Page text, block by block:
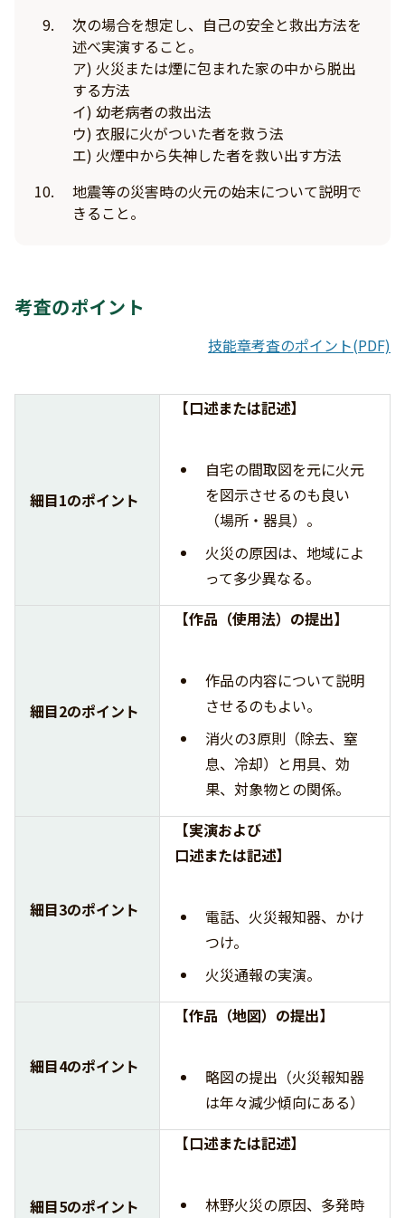
次の場合を想定し、自己の安全と救出方法を
述べ実演すること。
ア) 火災または煙に包まれた家の中から脱出
する方法
イ) 幼老病者の救出法
ウ) 衣服に火がついた者を救う法
エ) 火煙中から失神した者を救い出す方法
地震等の災害時の火元の始末について説明で
きること。
考査のポイント
技能章考査のポイント(PDF)
細目1のポイント
【口述または記述】
自宅の間取図を元に火元
を図示させるのも良い
（場所・器具）。
火災の原因は、地域によ
って多少異なる。
細目2のポイント
【作品（使用法）の提出】
作品の内容について説明
させるのもよい。
消火の3原則（除去、窒
息、冷却）と用具、効
果、対象物との関係。
細目3のポイント
【実演および
口述または記述】
電話、火災報知器、かけ
つけ。
火災通報の実演。
細目4のポイント
【作品（地図）の提出】
略図の提出（火災報知器
は年々減少傾向にある）
細目5のポイント
【口述または記述】
林野火災の原因、多発時